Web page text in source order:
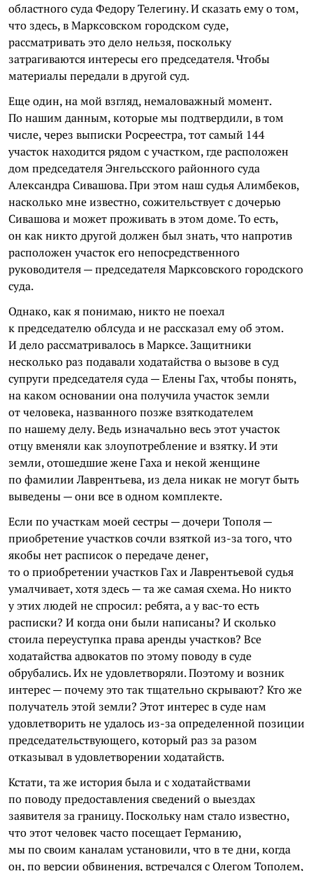
областного суда Федору Телегину. И сказать ему о том,
что здесь, в Марксовском городском суде,
рассматривать это дело нельзя, поскольку
затрагиваются интересы его председателя. Чтобы
материалы передали в другой суд.
Еще один, на мой взгляд, немаловажный момент.
По нашим данным, которые мы подтвердили, в том
числе, через выписки Росреестра, тот самый 144
участок находится рядом с участком, где расположен
дом председателя Энгельсского районного суда
Александра Сивашова. При этом наш судья Алимбеков,
насколько мне известно, сожительствует с дочерью
Сивашова и может проживать в этом доме. То есть,
он как никто другой должен был знать, что напротив
расположен участок его непосредственного
руководителя — председателя Марксовского городского
суда.
Однако, как я понимаю, никто не поехал
к председателю облсуда и не рассказал ему об этом.
И дело рассматривалось в Марксе. Защитники
несколько раз подавали ходатайства о вызове в суд
супруги председателя суда — Елены Гах, чтобы понять,
на каком основании она получила участок земли
от человека, названного позже взяткодателем
по нашему делу. Ведь изначально весь этот участок
отцу вменяли как злоупотребление и взятку. И эти
земли, отошедшие жене Гаха и некой женщине
по фамилии Лаврентьева, из дела никак не могут быть
выведены — они все в одном комплекте.
Если по участкам моей сестры — дочери Тополя —
приобретение участков сочли взяткой из-за того, что
якобы нет расписок о передаче денег,
то о приобретении участков Гах и Лаврентьевой судья
умалчивает, хотя здесь — та же самая схема. Но никто
у этих людей не спросил: ребята, а у вас-то есть
расписки? И когда они были написаны? И сколько
стоила переуступка права аренды участков? Все
ходатайства адвокатов по этому поводу в суде
обрубались. Их не удовлетворяли. Поэтому и возник
интерес — почему это так тщательно скрывают? Кто же
получатель этой земли? Этот интерес в суде нам
удовлетворить не удалось из-за определенной позиции
председательствующего, который раз за разом
отказывал в удовлетворении ходатайств.
Кстати, та же история была и с ходатайствами
по поводу предоставления сведений о выездах
заявителя за границу. Поскольку нам стало известно,
что этот человек часто посещает Германию,
мы по своим каналам установили, что в те дни, когда
он, по версии обвинения, встречался с Олегом Тополем,